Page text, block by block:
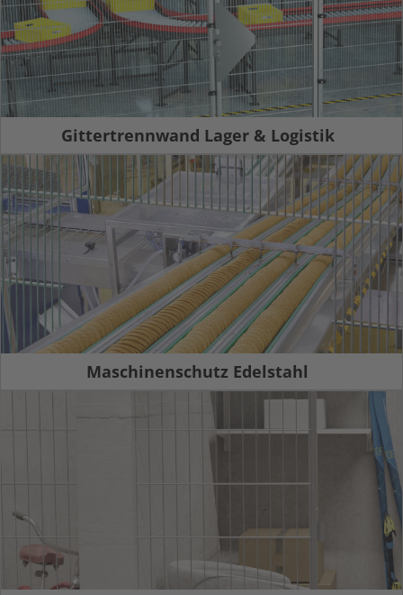
Gittertrennwand Lager & Logistik
Maschinenschutz Edelstahl